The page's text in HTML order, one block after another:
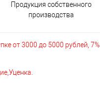
Продукция собственного
производства
от 3000 до 5000 рублей, 7%